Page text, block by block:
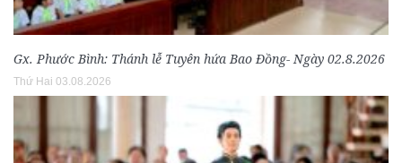
Gx. Phước Bình: Thánh lễ Tuyên hứa Bao Đồng- Ngày 02.8.2026
Thứ Hai 03.08.2026